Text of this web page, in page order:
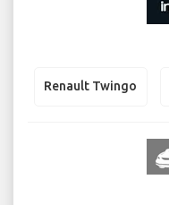
Renault Twingo